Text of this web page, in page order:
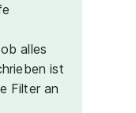
alles
ist
Filter an